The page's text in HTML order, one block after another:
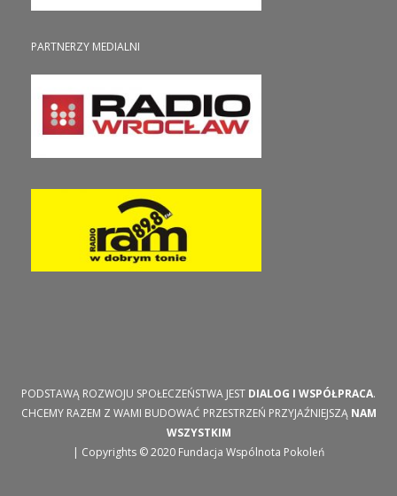
PARTNERZY MEDIALNI
PODSTAWĄ ROZWOJU SPOŁECZEŃSTWA JEST DIALOG I WSPÓŁPRACA.
CHCEMY RAZEM Z WAMI BUDOWAĆ PRZESTRZEŃ PRZYJAŹNIEJSZĄ NAM
WSZYSTKIM
| Copyrights © 2020 Fundacja Wspólnota Pokoleń